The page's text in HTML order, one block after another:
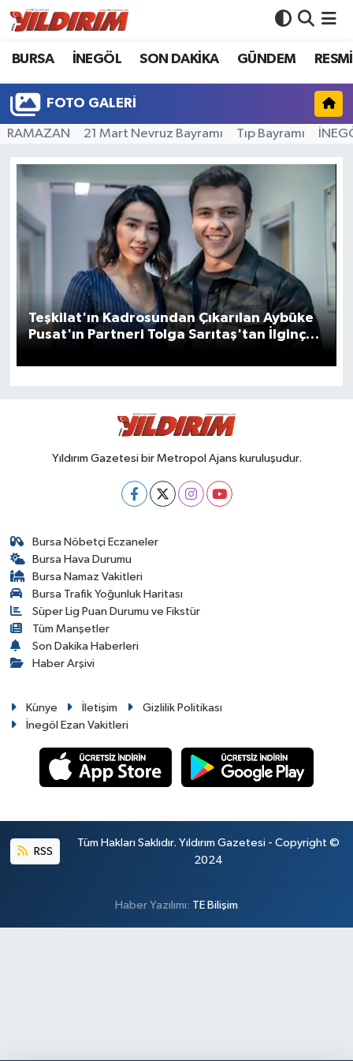
BURSA İNEGÖL SON DAKİKA GÜNDEM
FOTO GALERI
RAMAZAN 21 Mart Nevruz Bayramı Tıp Bayramı
Teşkilat'ın Kadrosundan Çıkarılan Aybüke
Pusat'ın Partneri Tolga Sarıtaş'tan İlginç
Yıldırım Gazetesi bir Metropol Ajans kuruluşudur.
Bursa Nöbetçi Eczaneler
Bursa Hava Durumu
Bursa Namaz Vakitleri
Bursa Trafik Yoğunluk Haritası
Süper Lig Puan Durumu ve Fikstür
Tüm Manşetler
Son Dakika Haberleri
Haber Arşivi
Künye İletişim
Gizlilik Politikası
İnegöl Ezan Vakitleri
RSS
Tüm Hakları Saklıdır. Yıldırım Gazetesi - Copyright ©
2024
Haber Yazılımı: TE Bilişim
BURSA
İNEGÖL
SON DAKİKA
GÜNDEM
RESMİ İLANLAR
KÖŞE YAZILARI
SİYASET
YAŞAM
Bursa Nöbetçi Eczaneler
Bursa Hava Durumu
Bursa Namaz Vakitleri
Bursa Trafik Yoğunluk Haritası
Süper Lig Puan Durumu ve Fikstür
Tüm Manşetler
Son Dakika Haberleri
Haber Arşivi